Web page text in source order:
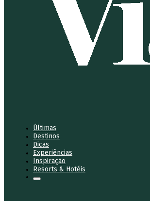
Últimas
Destinos
Dicas
Experiências
Inspiração
Resorts & Hotéis